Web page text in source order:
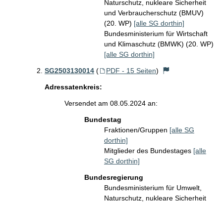
Naturschutz, nukleare Sicherheit
und Verbraucherschutz (BMUV)
(20. WP) [alle SG dorthin]
Bundesministerium für Wirtschaft
und Klimaschutz (BMWK) (20. WP)
[alle SG dorthin]
SG2503130014 ( PDF - 15 Seiten)
Adressatenkreis:
Versendet am 08.05.2024 an:
Bundestag
Fraktionen/Gruppen [alle SG
dorthin]
Mitglieder des Bundestages [alle
SG dorthin]
Bundesregierung
Bundesministerium für Umwelt,
Naturschutz, nukleare Sicherheit